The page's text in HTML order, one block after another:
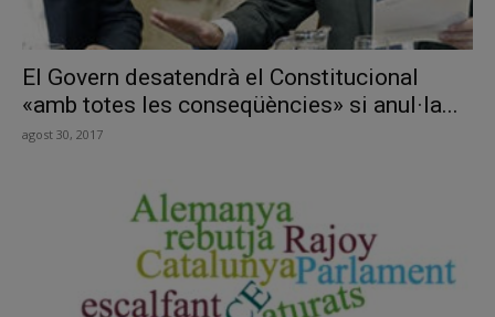
El Govern desatendrà el Constitucional
«amb totes les conseqüències» si anul·la...
agost 30, 2017